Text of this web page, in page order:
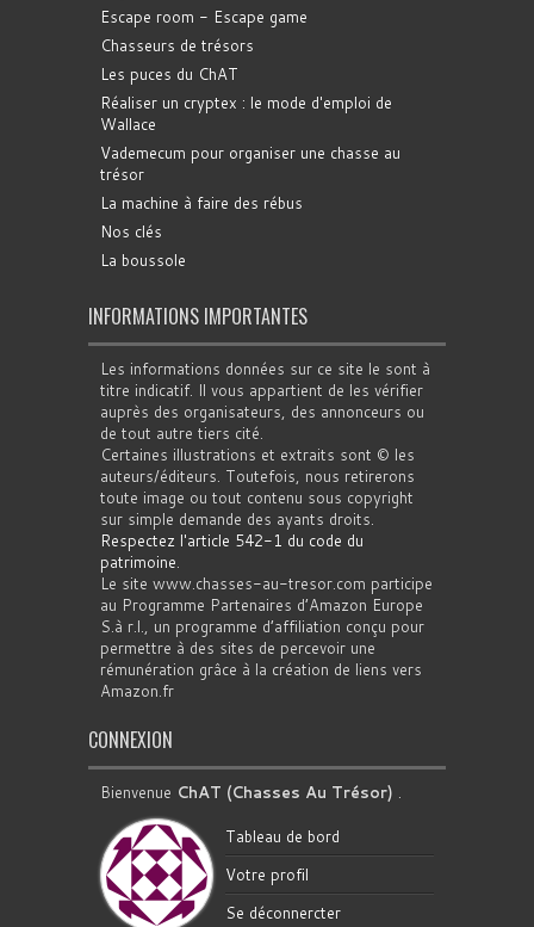
Escape room - Escape game
Chasseurs de trésors
Les puces du ChAT
Réaliser un cryptex : le mode d'emploi de
Wallace
Vademecum pour organiser une chasse au
trésor
La machine à faire des rébus
Nos clés
La boussole
INFORMATIONS IMPORTANTES
Les informations données sur ce site le sont à
titre indicatif. Il vous appartient de les vérifier
auprès des organisateurs, des annonceurs ou
de tout autre tiers cité.
Certaines illustrations et extraits sont © les
auteurs/éditeurs. Toutefois, nous retirerons
toute image ou tout contenu sous copyright
sur simple demande des ayants droits.
Respectez l'article 542-1 du code du
patrimoine.
Le site www.chasses-au-tresor.com participe
au Programme Partenaires d’Amazon Europe
S.à r.l., un programme d’affiliation conçu pour
permettre à des sites de percevoir une
rémunération grâce à la création de liens vers
Amazon.fr
CONNEXION
Bienvenue ChAT (Chasses Au Trésor) .
Tableau de bord
Votre profil
Se déconnercter